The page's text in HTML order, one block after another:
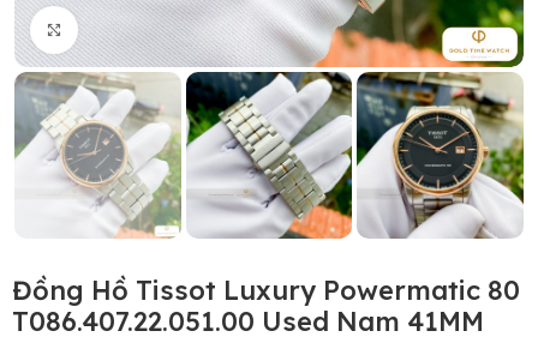
Click to enlarge
Đồng Hồ Tissot Luxury Powermatic 80
T086.407.22.051.00 Used Nam 41MM